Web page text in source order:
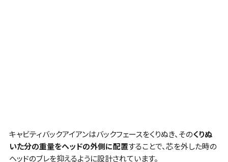
キャビティバックアイアンはバックフェースをくりぬき、そのくりぬ
いた分の重量をヘッドの外側に配置することで、 芯を外した時の
ヘッドのブレを抑えるように設計されています。